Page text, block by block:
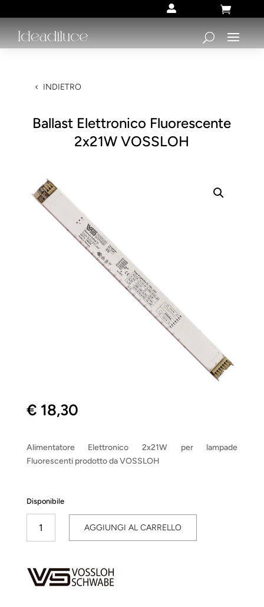
 
INDIETRO
Ballast Elettronico Fluorescente
2x21W VOSSLOH
€ 18,30
Alimentatore Elettronico 2x21W per lampade
Fluorescenti prodotto da VOSSLOH
Disponibile
Elettronico
VOSSLOH
quantità
AGGIUNGI AL CARRELLO